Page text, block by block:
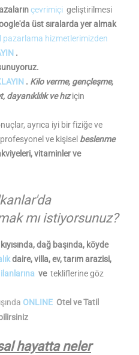
çevrimiçi geliştirilmesi
üst sıralarda yer almak
pazarlama hizmetlerimizden
.
. Kilo verme, gençleşme,
ve hıziçin
ayrıca iyi bir fiziğe ve
ve kişisel beslenme
vitaminler ve
mı istiyorsunuz?
dağ başında, köyde
daire, villa, ev, tarım arazisi,
ilanlarına ve tekliflerine göz
ONLINE Otel ve Tatil
hayatta neler